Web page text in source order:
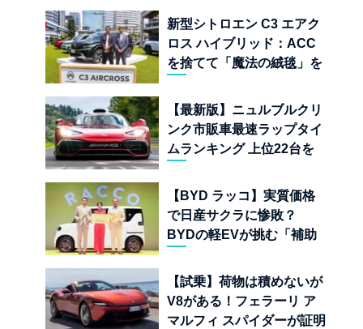
新型シトロエン C3 エアク
ロス ハイブリッド：ACC
を捨てて「魔法の絨毯」を
児
【最新版】ニュルブルクリ
ンク市販車最速ラップタイ
ムランキング 上位22台を
【BYD ラッコ】実質価格
で日産サクラに惨敗？
BYDの軽EVが挑む「補助
界
【試乗】荷物は積めないが
V8がある！フェラーリ ア
マルフィ スパイダーが証明